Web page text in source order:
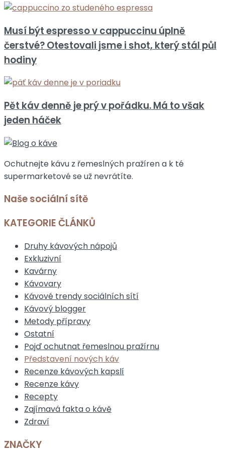
Musí být espresso v cappuccinu úplně
čerstvé? Otestovali jsme i shot, který stál půl
hodiny
Pět káv denně je prý v pořádku. Má to však
jeden háček
Ochutnejte kávu z řemeslných pražíren a k té
supermarketové se už nevrátíte.
Naše sociální sítě
KATEGORIE ČLÁNKŮ
Druhy kávových nápojů
Exkluzivní
Kavárny
Kávovary
Kávové trendy sociálních sítí
Kávový blogger
Metody přípravy
Ostatní
Pojď ochutnat řemeslnou pražírnu
Představení nových káv
Recenze kávových kapslí
Recenze kávy
Recepty
Zajímavá fakta o kávě
Zdraví
ZNAČKY